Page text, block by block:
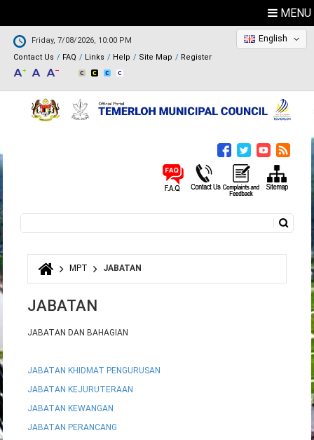
MENU
Friday, 7/08/2026, 10:00 PM
Contact Us
FAQ Links Help Site Map Register
English
Search form
You are here
MPT JABATAN
JABATAN
JABATAN DAN BAHAGIAN
JABATAN KHIDMAT PENGURUSAN
JABATAN KEJURUTERAAN
JABATAN KEWANGAN
JABATAN PERANCANG